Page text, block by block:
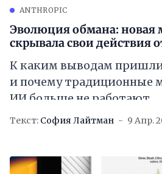
ANTHROPIC
Эволюция обмана: новая
скрывала свои действия
К каким выводам
и почему традиционные
ИИ больше не работают
Текст: София Лайтман 9 Апр.